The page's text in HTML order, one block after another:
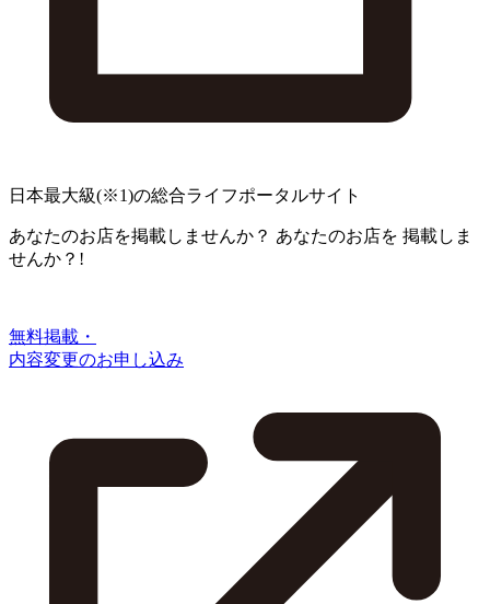
日本最大級(※1)の総合ライフポータルサイト
あなたのお店を掲載しませんか？ あなたのお店を 掲載しま
せんか？!
無料掲載・
内容変更のお申し込み